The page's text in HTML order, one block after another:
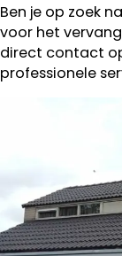
Ben je op zoek
voor het
direct contact
professionele